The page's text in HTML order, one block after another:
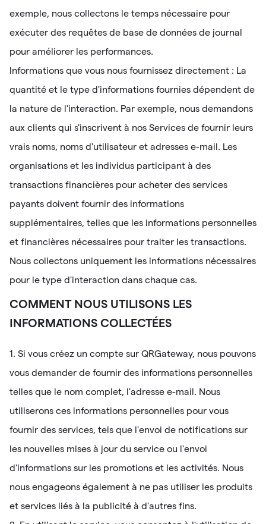
exemple, nous collectons le temps nécessaire pour
exécuter des requêtes de base de données de journal
pour améliorer les performances.
Informations que vous nous fournissez directement : La
quantité et le type d'informations fournies dépendent de
la nature de l'interaction. Par exemple, nous demandons
aux clients qui s'inscrivent à nos Services de fournir leurs
vrais noms, noms d'utilisateur et adresses e-mail. Les
organisations et les individus participant à des
transactions financières pour acheter des services
payants doivent fournir des informations
supplémentaires, telles que les informations personnelles
et financières nécessaires pour traiter les transactions.
Nous collectons uniquement les informations nécessaires
pour le type d'interaction dans chaque cas.
COMMENT NOUS UTILISONS LES
INFORMATIONS COLLECTÉES
1. Si vous créez un compte sur QRGateway, nous pouvons
vous demander de fournir des informations personnelles
telles que le nom complet, l'adresse e-mail. Nous
utiliserons ces informations personnelles pour vous
fournir des services, tels que l'envoi de notifications sur
les nouvelles mises à jour du service ou l'envoi
d'informations sur les promotions et les activités. Nous
nous engageons également à ne pas utiliser les produits
et services liés à la publicité à d'autres fins.